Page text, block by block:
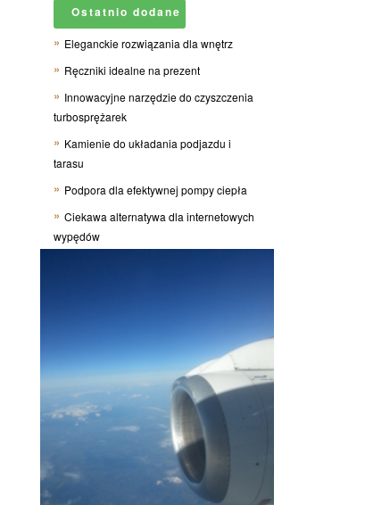
Ostatnio dodane
Eleganckie rozwiązania dla wnętrz
Ręczniki idealne na prezent
Innowacyjne narzędzie do czyszczenia
turbosprężarek
Kamienie do układania podjazdu i
tarasu
Podpora dla efektywnej pompy ciepła
Ciekawa alternatywa dla internetowych
wypędów